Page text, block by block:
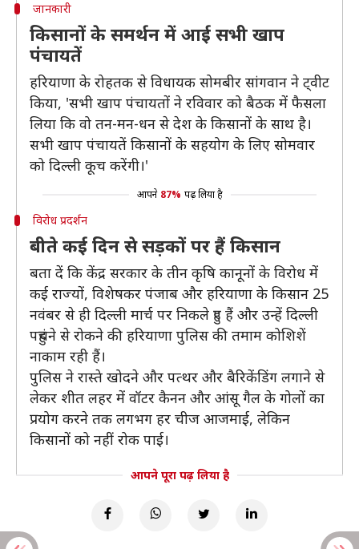
जानकारी
किसानों के समर्थन में आई सभी खाप
पंचायतें
हरियाणा के रोहतक से विधायक सोमबीर सांगवान ने ट्वीट
किया, 'सभी खाप पंचायतों ने रविवार को बैठक में फैसला
लिया कि वो तन-मन-धन से देश के किसानों के साथ है।
सभी खाप पंचायतें किसानों के सहयोग के लिए सोमवार
को दिल्ली कूच करेंगी।'
आपने 87% पढ़ लिया है
विरोध प्रदर्शन
बीते कई दिन से सड़कों पर हैं किसान
बता दें कि केंद्र सरकार के तीन कृषि कानूनों के विरोध में
कई राज्यों, विशेषकर पंजाब और हरियाणा के किसान 25
नवंबर से ही दिल्ली मार्च पर निकले हुए हैं और उन्हें दिल्ली
पहुंचने से रोकने की हरियाणा पुलिस की तमाम कोशिशें
नाकाम रही हैं।
पुलिस ने रास्ते खोदने और पत्थर और बैरिकेंडिंग लगाने से
लेकर शीत लहर में वॉटर कैनन और आंसू गैल के गोलों का
प्रयोग करने तक लगभग हर चीज आजमाई, लेकिन
किसानों को नहीं रोक पाई।
आपने पूरा पढ़ लिया है